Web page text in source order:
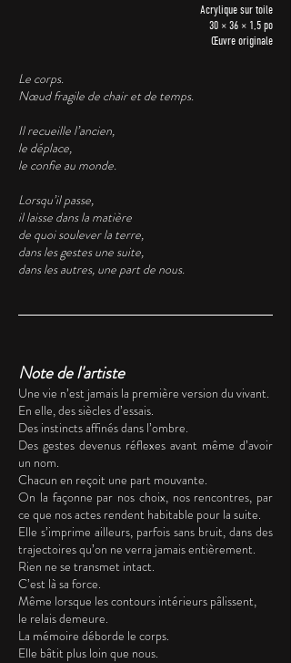
Acrylique sur toile
30 × 36 × 1,5 po
Œuvre originale
Le corps.
Nœud fragile de chair et de temps.
Il recueille l’ancien,
le déplace,
le confie au monde.
Lorsqu’il passe,
il laisse dans la matière
de quoi soulever la terre,
dans les gestes une suite,
dans les autres, une part de nous.
Note de l'artiste
Une vie n’est jamais la première version du vivant.
En elle, des siècles d’essais.
Des instincts affinés dans l’ombre.
Des gestes devenus réflexes avant même d’avoir
un nom.
Chacun en reçoit une part mouvante.
On la façonne par nos choix, nos rencontres, par
ce que nos actes rendent habitable pour la suite.
Elle s’imprime ailleurs, parfois sans bruit, dans des
trajectoires qu’on ne verra jamais entièrement.
Rien ne se transmet intact.
C’est là sa force.
Même lorsque les contours intérieurs pâlissent,
le relais demeure.
La mémoire déborde le corps.
Elle bâtit plus loin que nous.